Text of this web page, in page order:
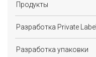
Продукты
Разработка Private Label
Разработка упаковки